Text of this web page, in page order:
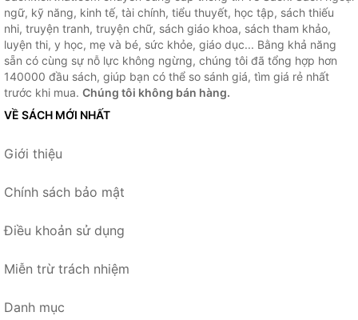
ngữ, kỹ năng, kinh tế, tài chính, tiểu thuyết, học tập, sách thiếu
nhi, truyện tranh, truyện chữ, sách giáo khoa, sách tham khảo,
luyện thi, y học, mẹ và bé, sức khỏe, giáo dục... Bằng khả năng
sẵn có cùng sự nỗ lực không ngừng, chúng tôi đã tổng hợp hơn
140000 đầu sách, giúp bạn có thể so sánh giá, tìm giá rẻ nhất
trước khi mua. Chúng tôi không bán hàng.
VỀ SÁCH MỚI NHẤT
Giới thiệu
Chính sách bảo mật
Điều khoản sử dụng
Miễn trừ trách nhiệm
Danh mục